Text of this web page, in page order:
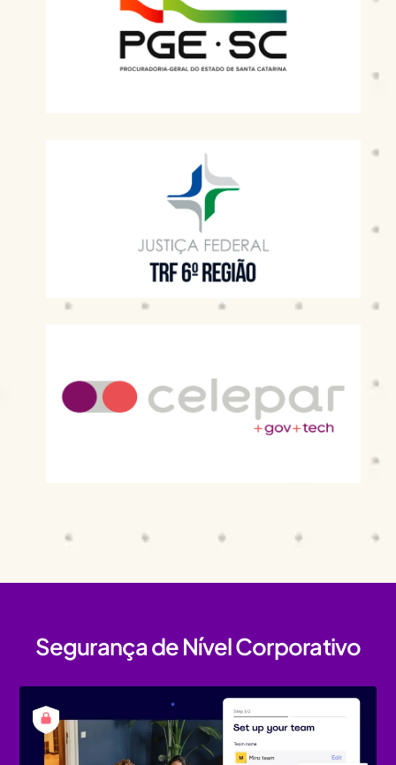
Segurança de Nível Corporativo